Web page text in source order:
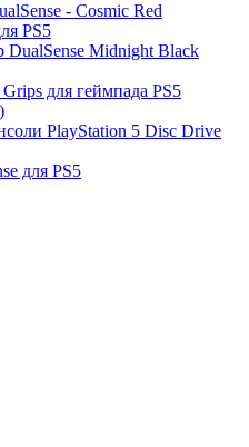
- Cosmic Red
PS5
DualSense Midnight Black
для геймпада PS5
PlayStation 5 Disc Drive
для PS5